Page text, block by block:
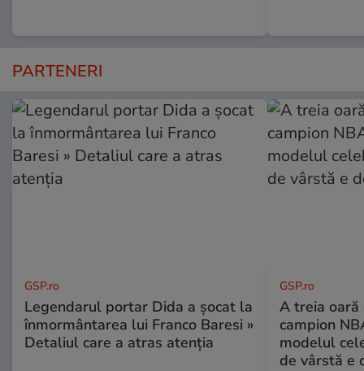
PARTENERI
GSP.ro
Legendarul portar Dida a șocat la
înmormântarea lui Franco Baresi »
Detaliul care a atras atenția
GSP.ro
A treia oară
campion
modelul
de vârstă e